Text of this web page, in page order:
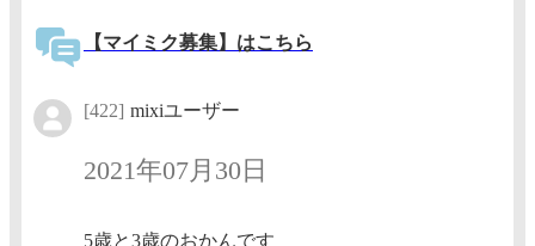
【マイミク募集】はこちら
[422] mixiユーザー
2021年07月30日
5歳と3歳のおかんです